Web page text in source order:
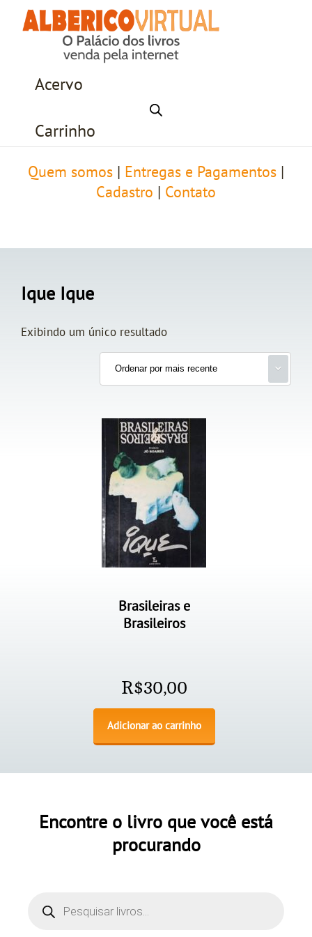
Acervo
Carrinho
Quem somos Entregas e Pagamentos
Cadastro
Contato
Ique Ique
Exibindo um único resultado
Brasileiras e
Brasileiros
R$30,00
Adicionar ao carrinho
Encontre o livro que você está
procurando